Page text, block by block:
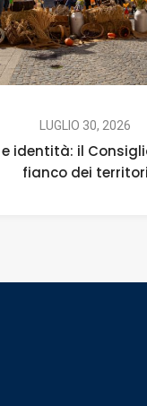
LUGLIO 30, 2026
identità: il
fianco dei territori